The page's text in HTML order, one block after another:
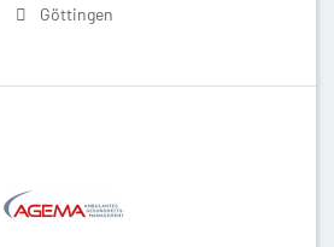
Göttingen